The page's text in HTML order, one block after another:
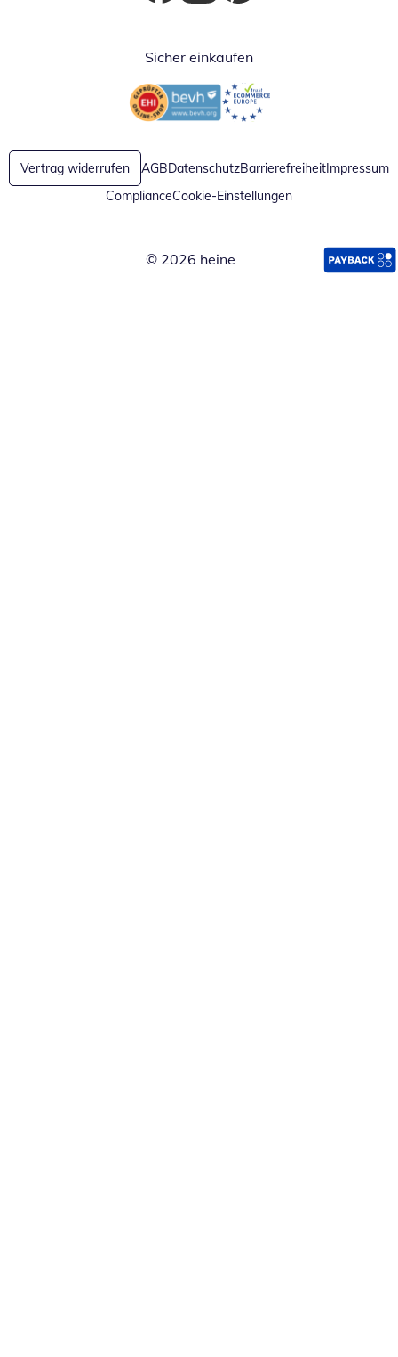
Öffnet in neuem Fenster
Öffnet in neuem Fenster
Öffnet in neuem Fenster
Sicher einkaufen
Öffnet in neuem FensterÖffnet in neuem Fenster
Vertrag widerrufen AGBDatenschutzBarrierefreiheitImpressum
ComplianceCookie-Einstellungen
© 2026 heine